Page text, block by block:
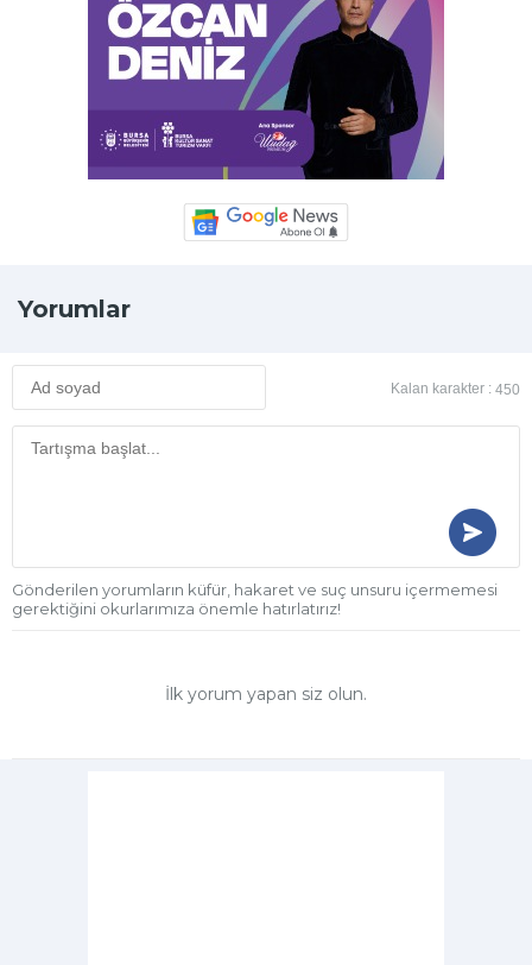
Yorumlar
Kalan karakter : 450
Gönderilen yorumların küfür, hakaret ve suç unsuru içermemesi
gerektiğini okurlarımıza önemle hatırlatırız!
İlk yorum yapan siz olun.